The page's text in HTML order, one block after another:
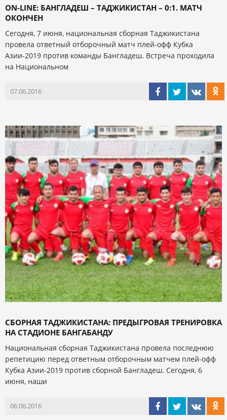
ON-LINE: БАНГЛАДЕШ – ТАДЖИКИСТАН – 0:1. МАТЧ
ОКОНЧЕН
Сегодня, 7 июня, национальная сборная Таджикистана
провела ответный отборочный матч плей-офф Кубка
Азии-2019 против команды Бангладеш. Встреча проходила
на Национальном
07.06.2016
СБОРНАЯ ТАДЖИКИСТАНА: ПРЕДЫГРОВАЯ ТРЕНИРОВКА
НА СТАДИОНЕ БАНГАБАНДУ
Национальная сборная Таджикистана провела последнюю
репетицию перед ответным отборочным матчем плей-офф
Кубка Азии-2019 против сборной Бангладеш. Сегодня, 6
июня, наши
06.06.2016